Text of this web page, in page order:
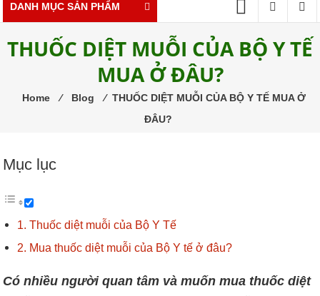
DANH MỤC SẢN PHẨM
THUỐC DIỆT MUỖI CỦA BỘ Y TẾ
MUA Ở ĐÂU?
Home ⁄ Blog ⁄ THUỐC DIỆT MUỖI CỦA BỘ Y TẾ MUA Ở
ĐÂU?
Mục lục
Thuốc diệt muỗi của Bộ Y Tế
Mua thuốc diệt muỗi của Bộ Y tế ở đâu?
Có nhiều người quan tâm và muốn mua thuốc diệt